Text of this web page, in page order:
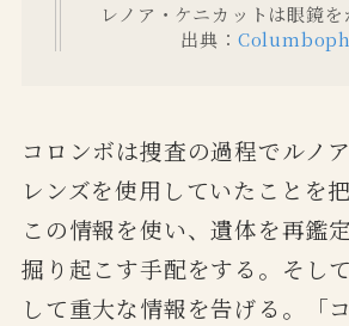
レノア・ケニカットは眼鏡を
出典：
コロンボは捜査の過程でルノ
レンズを使用していたことを
この情報を使い、遺体を再鑑
掘り起こす手配をする。そし
して重大な情報を告げる。「